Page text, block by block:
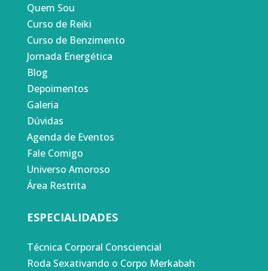
Quem Sou
Curso de Reiki
Curso de Benzimento
Jornada Energética
Blog
Depoimentos
Galeria
Dúvidas
Agenda de Eventos
Fale Comigo
Universo Amoroso
Área Restrita
ESPECIALIDADES
Técnica Corporal Consciencial
Roda Sexativando o Corpo Merkabah